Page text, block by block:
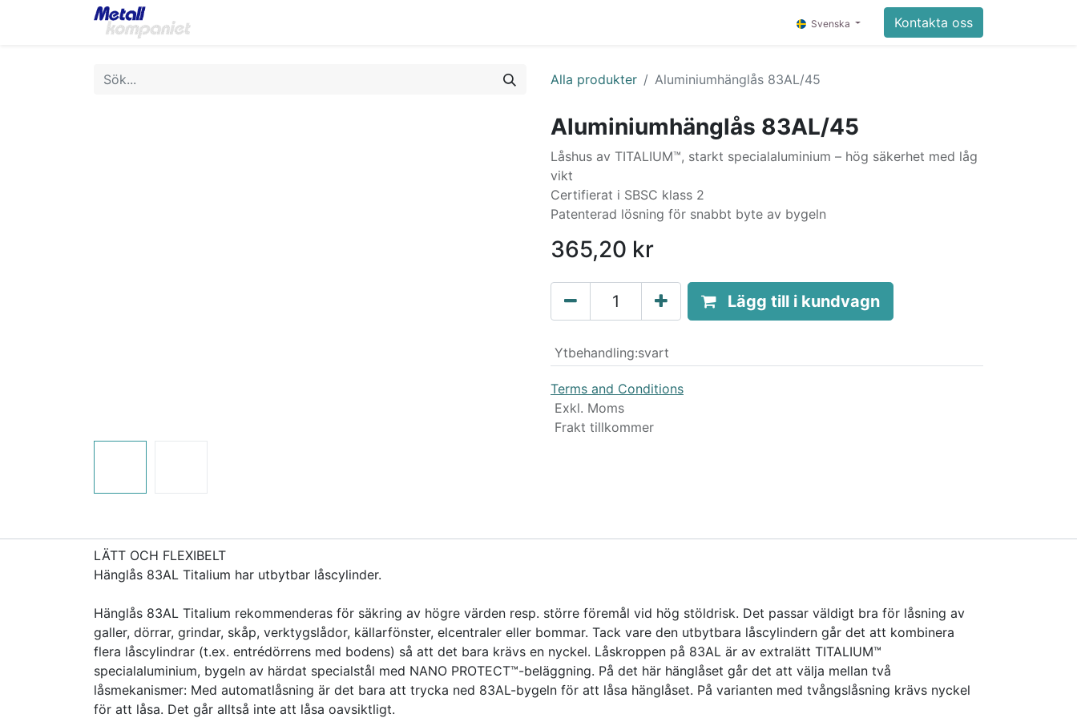
Svenska Kontakta oss
Alla produkter Aluminiumhänglås 83AL/45
Aluminiumhänglås 83AL/45
Låshus av TITALIUM™, starkt specialaluminium – hög säkerhet med låg
vikt
Certifierat i SBSC klass 2
Patenterad lösning för snabbt byte av bygeln
365,20 kr
Lägg till i kundvagn
Ytbehandling:svart
Terms and Conditions
Exkl. Moms
Frakt tillkommer
LÄTT OCH FLEXIBELT
Hänglås 83AL Titalium har utbytbar låscylinder.
Hänglås 83AL Titalium rekommenderas för säkring av högre värden resp. större föremål vid hög stöldrisk. Det passar väldigt bra för låsning av
galler, dörrar, grindar, skåp, verktygslådor, källarfönster, elcentraler eller bommar. Tack vare den utbytbara låscylindern går det att kombinera
flera låscylindrar (t.ex. entrédörrens med bodens) så att det bara krävs en nyckel. Låskroppen på 83AL är av extralätt TITALIUM™
specialaluminium, bygeln av härdat specialstål med NANO PROTECT™-beläggning. På det här hänglåset går det att välja mellan två
låsmekanismer: Med automatlåsning är det bara att trycka ned 83AL-bygeln för att låsa hänglåset. På varianten med tvångslåsning krävs nyckel
för att låsa. Det går alltså inte att låsa oavsiktligt.